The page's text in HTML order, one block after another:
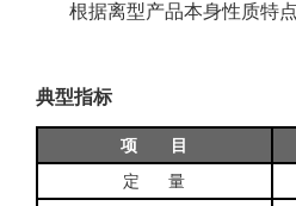
根据离型产品本身性质特点
典型指标
项 目
定 量